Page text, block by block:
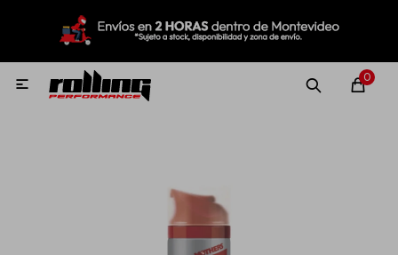
0

MI CUENTA
Nuevo! Rolling Repuestos